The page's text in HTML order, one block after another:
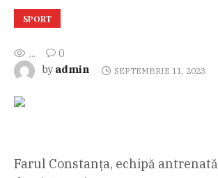
SPORT
...
0
by admin SEPTEMBRIE 11, 2023
Farul Constanța, echipă